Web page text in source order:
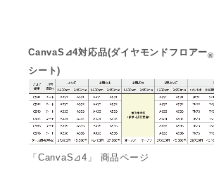
CanvaS⊿4対応品(ダイヤモンドフロアー®
シート)
「CanvaS⊿4」 商品ページ